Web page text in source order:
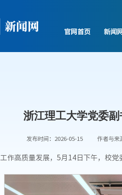
官网首页 新闻
浙江理工大学党委
发布时间：2026-05-15 作者与来
作高质量发展，5月14日下午，校